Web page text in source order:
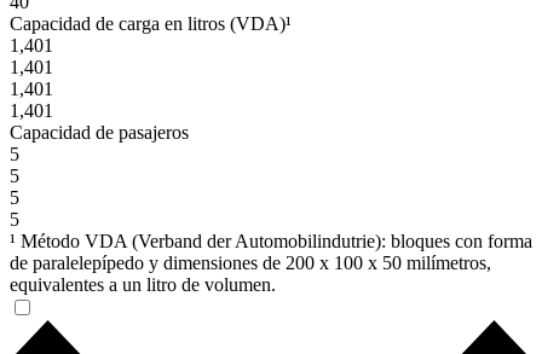
Capacidad de carga en litros (VDA)¹
1,401
1,401
1,401
1,401
Capacidad de pasajeros
5
5
5
5
¹ Método VDA (Verband der Automobilindutrie): bloques con forma
de paralelepípedo y dimensiones de 200 x 100 x 50 milímetros,
equivalentes a un litro de volumen.